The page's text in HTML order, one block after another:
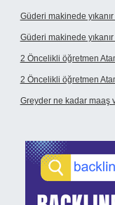
Güderi makinede yıkanır
Güderi makinede yıkanır
2 Öncelikli öğretmen
2 Öncelikli öğretmen
Greyder ne kadar maaş